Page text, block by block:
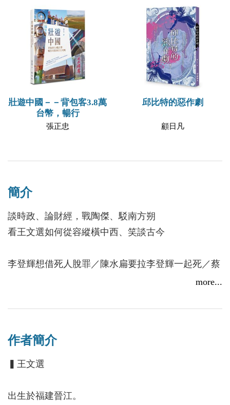
壯遊中國－－背包客3.8萬
台幣，暢行
張正忠
邱比特的惡作劇
顧日凡
簡介
談時政、論財經，戰陶傑、駁南方朔
看王文選如何從容縱橫中西、笑談古今
李登輝想借死人脫罪／陳水扁要拉李登輝一起死／蔡
英文患上「人格分裂症」／蘇貞昌蓄意向北京送秋波
腳／蔣經國收了兩個不肖徒弟／王金平關說案的是是
more...
作者簡介
▍王文選
出生於福建晉江。